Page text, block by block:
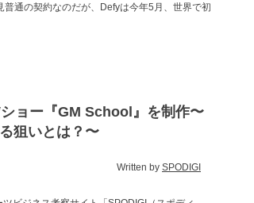
通の契約なのだが、Defyは今年5月、世界で初
ョー『GM School』を制作〜
狙いとは？〜
Written by SPODIGI